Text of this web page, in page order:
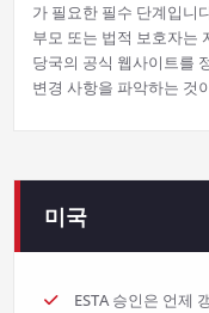
가 필요한 필수 단계입니
부모 또는 법적 보호자는
당국의 공식 웹사이트를
변경 사항을 파악하는 것
미국
ESTA 승인은 언제